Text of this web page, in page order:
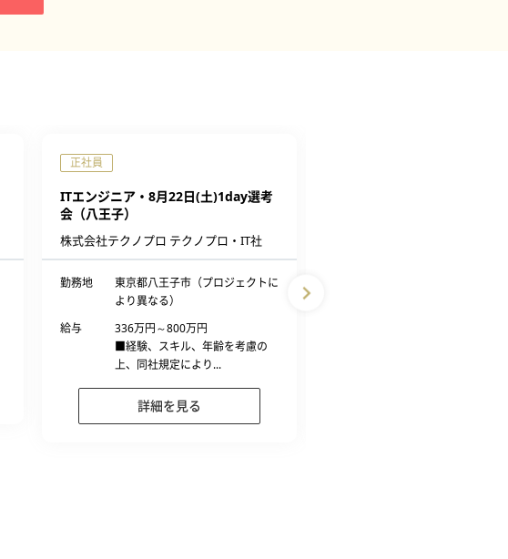
正社員
ITエンジニア・8月22日(土)1day選考
会（八王子）
株式会社テクノプロ テクノプロ・IT社
勤務地
東京都八王子市（プロジェクトに
より異なる）
給与
336万円～800万円
■経験、スキル、年齢を考慮の
上、同社規定により...
詳細を見る